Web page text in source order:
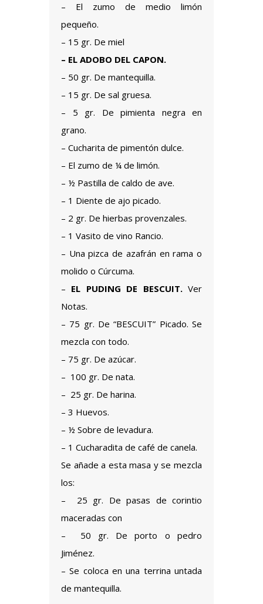
– El zumo de medio limón
pequeño.
– 15 gr. De miel
– EL ADOBO DEL CAPON.
– 50 gr. De mantequilla.
– 15 gr. De sal gruesa.
– 5 gr. De pimienta negra en
grano.
– Cucharita de pimentón dulce.
– El zumo de ¼ de limón.
– ½ Pastilla de caldo de ave.
– 1 Diente de ajo picado.
– 2 gr. De hierbas provenzales.
– 1 Vasito de vino Rancio.
– Una pizca de azafrán en rama o
molido o Cúrcuma.
– EL PUDING DE BESCUIT.Ver
Notas.
– 75 gr. De “BESCUIT” Picado. Se
mezcla con todo.
– 75 gr. De azúcar.
– 100 gr. De nata.
– 25 gr. De harina.
– 3 Huevos.
– ½ Sobre de levadura.
– 1 Cucharadita de café de canela.
Se añade a esta masa y se mezcla
los:
– 25 gr. De pasas de corintio
maceradas con
– 50 gr. De porto o pedro
Jiménez.
– Se coloca en una terrina untada
de mantequilla.